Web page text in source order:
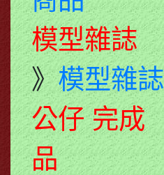
模型雜誌
》模型雜誌
公仔 完成
品